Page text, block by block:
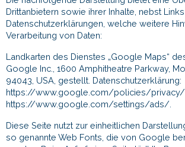
Drittanbietern sowie ihrer Inhalte, nebst
Datenschutzerklärungen, welche weitere
Verarbeitung von Daten:
Landkarten des Dienstes „Google Maps“
Google Inc., 1600 Amphitheatre Parkway,
94043, USA, gestellt. Datenschutzerklärung:
https://www.google.com/policies/privacy/
https://www.google.com/settings/ads/.
Diese Seite nutzt zur einheitlichen
so genannte Web Fonts, die von Google